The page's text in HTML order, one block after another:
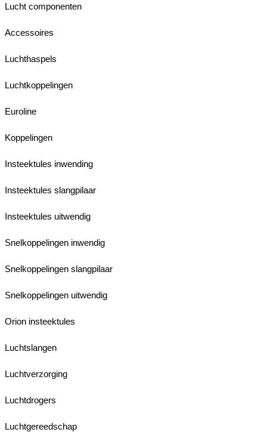
Lucht componenten
Accessoires
Luchthaspels
Luchtkoppelingen
Euroline
Koppelingen
Insteektules inwending
Insteektules slangpilaar
Insteektules uitwendig
Snelkoppelingen inwendig
Snelkoppelingen slangpilaar
Snelkoppelingen uitwendig
Orion insteektules
Luchtslangen
Luchtverzorging
Luchtdrogers
Luchtgereedschap